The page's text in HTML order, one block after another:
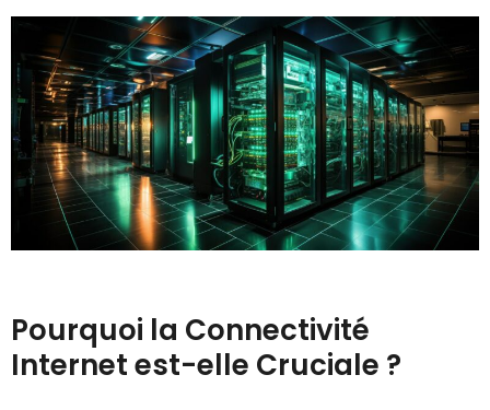
Pourquoi la Connectivité
Internet est-elle Cruciale ?